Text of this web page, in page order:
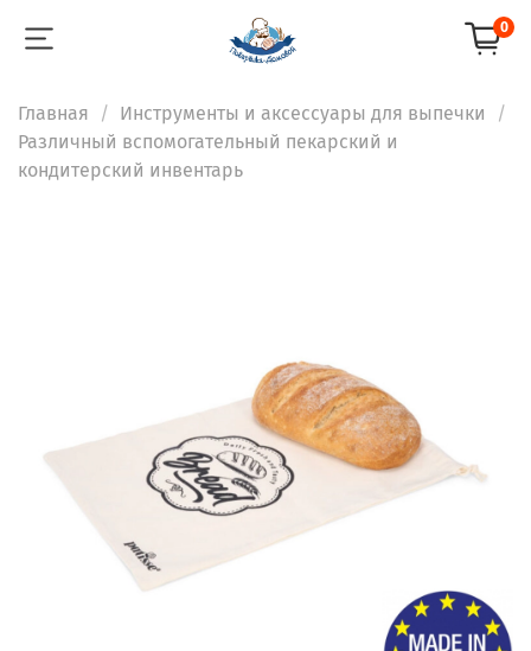
0
Главная
Инструменты и аксессуары для выпечки
Различный вспомогательный пекарский и
кондитерский инвентарь